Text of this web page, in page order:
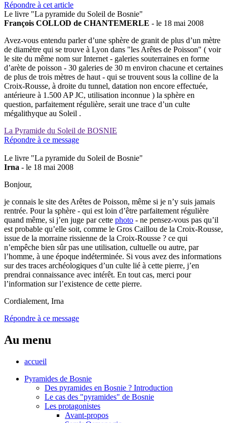
Répondre à cet article
Le livre "La pyramide du Soleil de Bosnie"
François COLLOD de CHANTEMERLE - le 18 mai 2008
Avez-vous entendu parler d’une sphère de granit de plus d’un mètre
de diamètre qui se trouve à Lyon dans "les Arêtes de Poisson" ( voir
le site du même nom sur Internet - galeries souterraines en forme
d’arète de poisson - 30 galeries de 30 m environ chacune et certaines
de plus de trois mètres de haut - qui se trouvent sous la colline de la
Croix-Rousse, à droite du tunnel, datation non encore effectuée,
antérieure à 1.500 AP JC, utilisation inconnue ) la sphère en
question, parfaitement régulière, serait une trace d’un culte
mégalithyque au Soleil .
La Pyramide du Soleil de BOSNIE
Répondre à ce message
Le livre "La pyramide du Soleil de Bosnie"
Irna - le 18 mai 2008
Bonjour,
je connais le site des Arêtes de Poisson, même si je n’y suis jamais
rentrée. Pour la sphère - qui est loin d’être parfaitement régulière
quand même, si j’en juge par cette photo - ne pensez-vous pas qu’il
est probable qu’elle soit, comme le Gros Caillou de la Croix-Rousse,
issue de la morraine rissienne de la Croix-Rousse ? ce qui
n’empêche bien sûr pas une utilisation, cultuelle ou autre, par
l’homme, à une époque indéterminée. Si vous avez des informations
sur des traces archéologiques d’un culte lié à cette pierre, j’en
prendrai connaissance avec intérêt. En tout cas, merci pour
l’information sur l’existence de cette pierre.
Cordialement, Irna
Répondre à ce message
Au menu
accueil
Pyramides de Bosnie
Des pyramides en Bosnie ? Introduction
Le cas des "pyramides" de Bosnie
Les protagonistes
Avant-propos